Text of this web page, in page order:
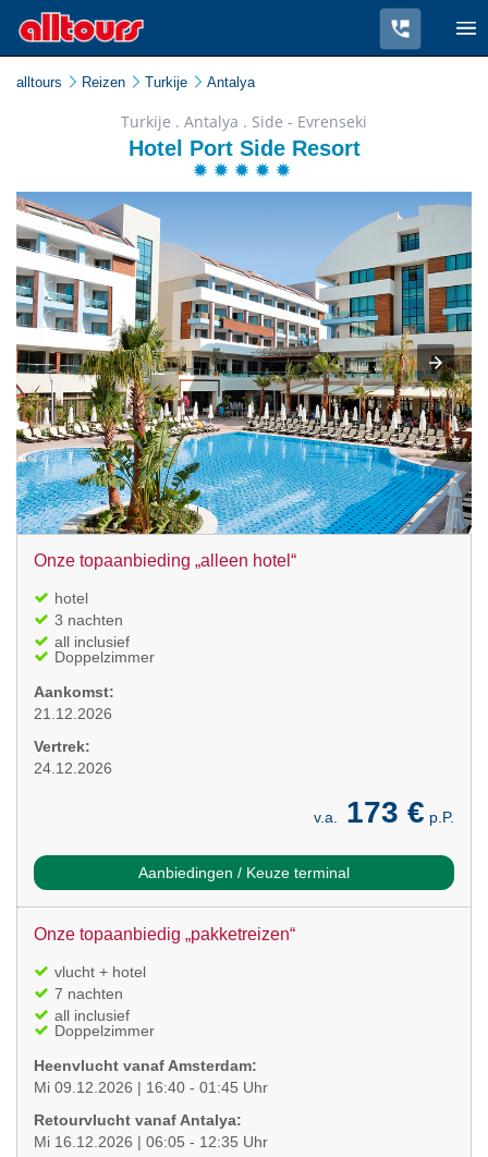
alltours Reizen Turkije Antalya
Turkije . Antalya . Side - Evrenseki
Hotel Port Side Resort
Onze topaanbieding „alleen hotel“
hotel
3 nachten
all inclusief
Doppelzimmer
Aankomst:
21.12.2026
Vertrek:
24.12.2026
v.a. 173 € p.P.
Aanbiedingen / Keuze terminal
Onze topaanbiedig „pakketreizen“
vlucht + hotel
7 nachten
all inclusief
Doppelzimmer
Heenvlucht vanaf Amsterdam:
Mi 09.12.2026 | 16:40 - 01:45 Uhr
Retourvlucht vanaf Antalya:
Mi 16.12.2026 | 06:05 - 12:35 Uhr